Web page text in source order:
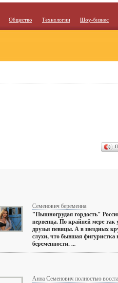
Общество Технологии Шоу-бизнес
Семенович беременна
"Пышногрудая гордость"
первенца. По крайней мере так
друзья певицы. А в звездных
слухи, что бывшая фигуристка
беременности. ...
Анна Семенович полностью